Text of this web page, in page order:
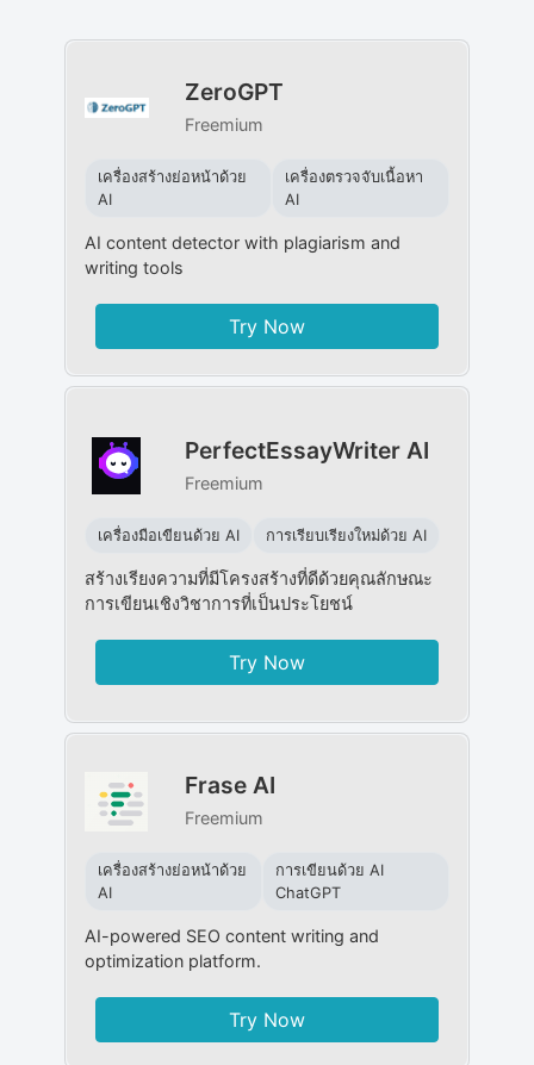
ZeroGPT
Freemium
เครื่องสร้างย่อหน้าด้วย
AI
เครื่องตรวจจับเนื้อหา
AI
AI content detector with plagiarism and
writing tools
Try Now
PerfectEssayWriter AI
Freemium
เครื่องมือเขียนด้วย AI การเรียบเรียงใหม่ด้วย AI
สร้างเรียงความที่มีโครงสร้างที่ดีด้วยคุณลักษณะ
การเขียนเชิงวิชาการที่เป็นประโยชน์
Try Now
Frase AI
Freemium
เครื่องสร้างย่อหน้าด้วย
AI
การเขียนด้วย AI
ChatGPT
AI-powered SEO content writing and
optimization platform.
Try Now